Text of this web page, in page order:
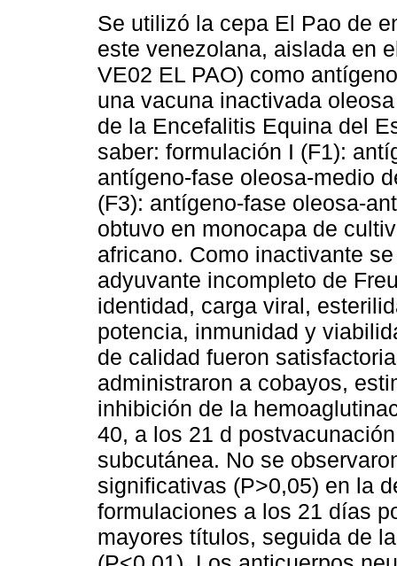
Se utilizó la cepa El Pao de
este venezolana, aislada en
VE02 EL PAO) como
una vacuna inactivada
de la Encefalitis Equina del
saber: formulación I (F1):
antígeno-fase oleosa-medio
(F3): antígeno-fase oleosa-
obtuvo en monocapa de
africano. Como inactivante
adyuvante incompleto de
identidad, carga viral,
potencia, inmunidad y
de calidad fueron
administraron a cobayos,
inhibición de la
40, a los 21 d
subcutánea. No se
significativas (P>0,05) en la
formulaciones a los 21 días
mayores títulos, seguida de